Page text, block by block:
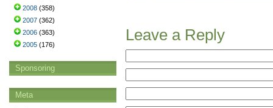
Leave a Reply
2008 (358)
2007 (362)
2006 (363)
2005 (176)
Sponsoring
Meta